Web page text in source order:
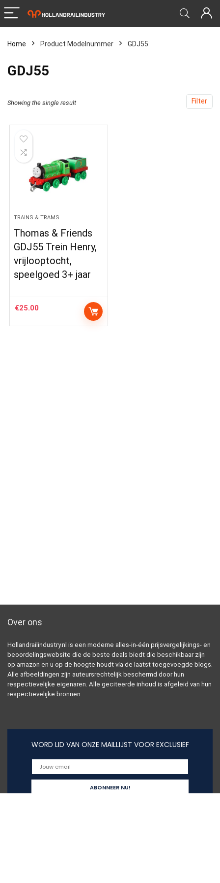
Home Product Modelnummer ‎GDJ55
‎GDJ55
Filter
Showing the single result
TRAINS & TRAMS
Thomas & Friends
GDJ55 Trein Henry,
vrijlooptocht,
speelgoed 3+ jaar
€25.00
Over ons
Hollandrailindustry.nl is een moderne alles-in-één prijsvergelijkings- en
beoordelingswebsite die de beste deals biedt die beschikbaar zijn
op amazon en u op de hoogte houdt via de laatst toegevoegde blogs.
Alle afbeeldingen zijn auteursrechtelijk beschermd door hun
respectievelijke eigenaren. Alle geciteerde inhoud is afgeleid van hun
respectievelijke bronnen.
WORD LID VAN ONZE MAILLIJST VOOR EXCLUSIEF